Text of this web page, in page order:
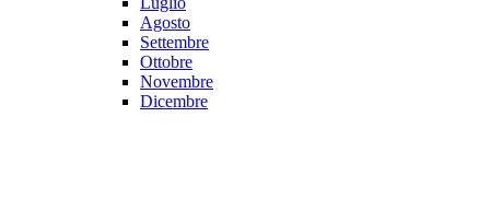
Agosto
Settembre
Ottobre
Novembre
Dicembre